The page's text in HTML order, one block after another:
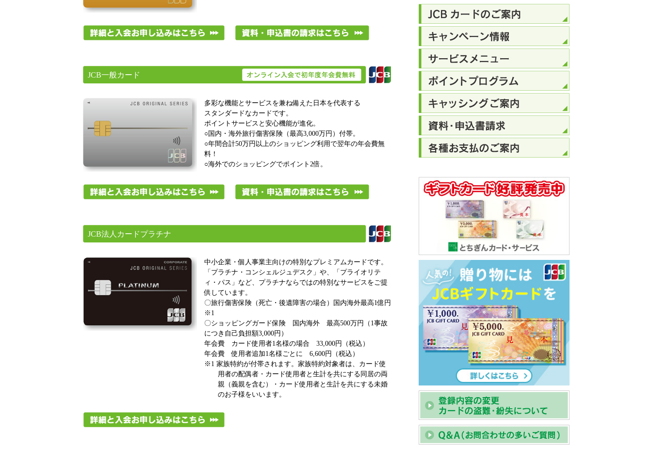
JCB一般カード
多彩な機能とサービスを兼ね備えた日本を代表する
スタンダードなカードです。
ポイントサービスと安心機能が進化。
○国内・海外旅行傷害保険（最高3,000万円）付帯。
○年間合計50万円以上のショッピング利用で翌年の年会費無
料！
○海外でのショッピングでポイント2倍。
JCB法人カードプラチナ
中小企業・個人事業主向けの特別なプレミアムカードです。
「プラチナ・コンシェルジュデスク」や、「プライオリテ
ィ・パス」など、プラチナならではの特別なサービスをご提
供しています。
〇旅行傷害保険（死亡・後遺障害の場合）国内海外最高1億円
※1
〇ショッピングガード保険 国内海外 最高500万円（1事故
につき自己負担額3,000円）
年会費 カード使用者1名様の場合 33,000円（税込）
年会費 使用者追加1名様ごとに 6,600円（税込）
※1 家族特約が付帯されます。家族特約対象者は、カード使
用者の配偶者・カード使用者と生計を共にする同居の両
親（義親を含む）・カード使用者と生計を共にする未婚
のお子様をいいます。